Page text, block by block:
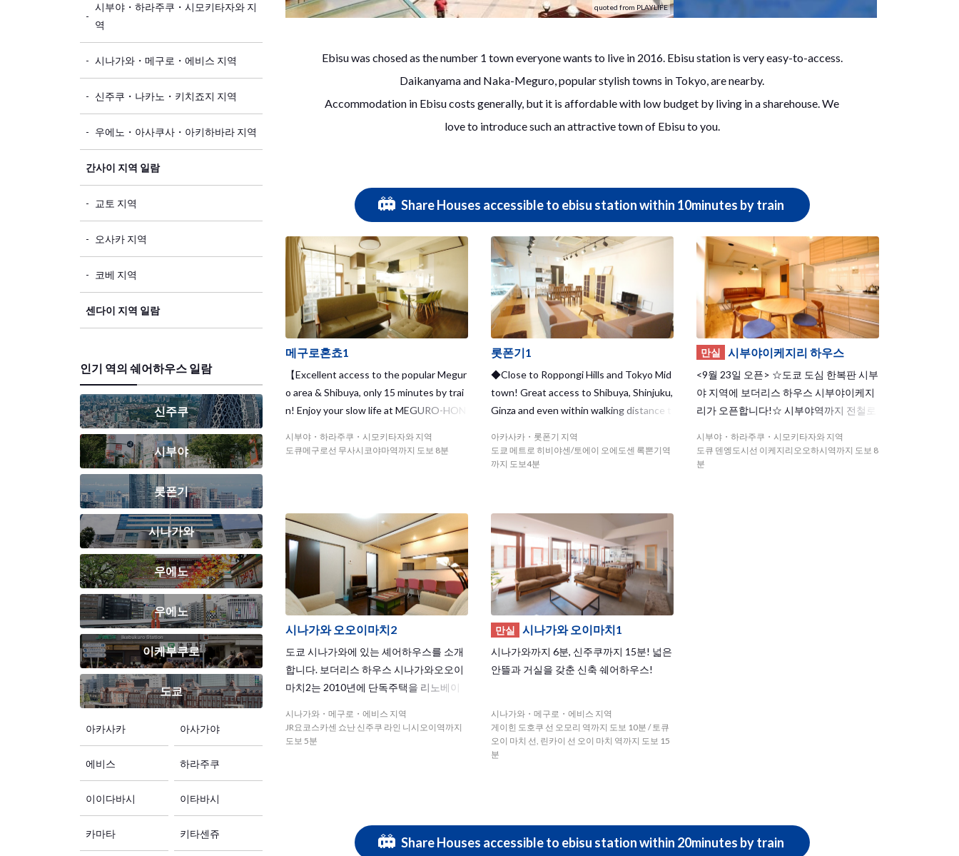
시부야・하라주쿠・시모키타자와 지
역
시나가와・메구로・에비스 지역
신주쿠・나카노・키치죠지 지역
우에노・아사쿠사・아키하바라 지역
간사이 지역 일람
교토 지역
오사카 지역
코베 지역
센다이 지역 일람
인기 역의 쉐어하우스 일람
신주쿠
시부야
롯폰기
시나가와
우에노
우에노
이케부쿠로
도쿄
아카사카 아사가야
에비스 하라주쿠
이이다바시 이타바시
카마타 키타센쥬
quoted from PLAYLIFE
Ebisu was chosed as the number 1 town everyone wants to live in 2016. Ebisu station is very easy-to-access.
Daikanyama and Naka-Meguro, popular stylish towns in Tokyo, are nearby.
Accommodation in Ebisu costs generally, but it is affordable with low budget by living in a sharehouse. We
love to introduce such an attractive town of Ebisu to you.
Share Houses accessible to ebisu station within 10minutes by train
메구로혼쵸1
【Excellent access to the popular Megur
o area & Shibuya, only 15 minutes by trai
n! Enjoy your slow life at MEGURO-HON
f food, goods, and fashion items]
시부야・하라주쿠・시모키타자와 지역
도큐메구로선 무사시코야마역까지 도보 8분
롯폰기1
◆Close to Roppongi Hills and Tokyo Mid
town! Great access to Shibuya, Shinjuku,
Ginza and even within walking distance t
panese and international atmosphere he
re!◆
아카사카・롯폰기 지역
도쿄 메트로 히비야센/토에이 오에도센 록뽄기역
까지 도보4분
만실 시부야이케지리 하우스
<9월 23일 오픈> ☆도쿄 도심 한복판 시부
야 지역에 보더리스 하우스 시부야이케지
리가 오픈합니다!☆ 시부야역까지 전철로
최적의 입지! 어디에 가더라도 간편하게
이동이 가능! 시부야역에서 하우스까지 걸
한 매력이죠! 이케지리 오오하시는 인기
시부야・하라주쿠・시모키타자와 지역
도큐 덴엥도시선 이케지리오오하시역까지 도보 8
분
시나가와 오오이마치2
도쿄 시나가와에 있는 셰어하우스를 소개
합니다. 보더리스 하우스 시나가와오오이
마치2는 2010년에 단독주택을 리노베이
마치1하우스의 멤버들과도 교류가 가능한
점이 매력이죠. 요코스카선, 쇼우난신주쿠
까운 니시오오이역에서 시나가와역까지
는 1정거장! 1층의 넓은 거실의 쇼파에 앉
시나가와・메구로・에비스 지역
JR요코스카센 쇼난 신주쿠 라인 니시오이역까지
도보 5분
만실 시나가와 오이마치1
시나가와까지 6분, 신주쿠까지 15분! 넓은
안뜰과 거실을 갖춘 신축 쉐어하우스!
시나가와・메구로・에비스 지역
게이힌 도호쿠 선 오모리 역까지 도보 10분 / 토큐
오이 마치 선, 린카이 선 오이 마치 역까지 도보 15
분
Share Houses accessible to ebisu station within 20minutes by train